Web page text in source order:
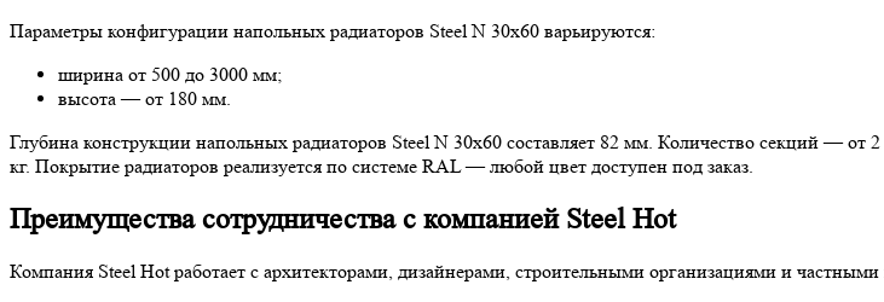
Параметры конфигурации напольных радиаторов Steel N 30х60 варьируются:
ширина от 500 до 3000 мм;
высота — от 180 мм.
Глубина конструкции напольных радиаторов Steel N 30х60 составляет 82 мм. Количество секций — от
кг. Покрытие радиаторов реализуется по системе RAL — любой цвет доступен под заказ.
Преимущества сотрудничества с компанией Steel Hot
Компания Steel Hot работает с архитекторами, дизайнерами, строительными организациями и